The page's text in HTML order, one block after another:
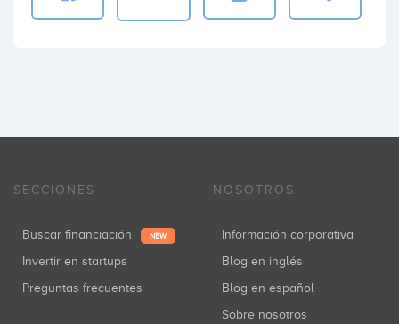
SECCIONES
Buscar financiación NEW
Invertir en startups
Preguntas frecuentes
NOSOTROS
Información corporativa
Blog en inglés
Blog en español
Sobre nosotros